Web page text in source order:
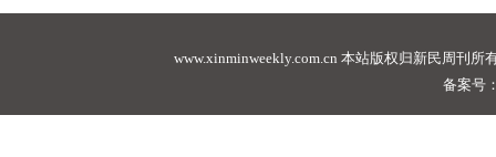
www.xinminweekly.com.cn 本站版权归新民周刊所
备案号